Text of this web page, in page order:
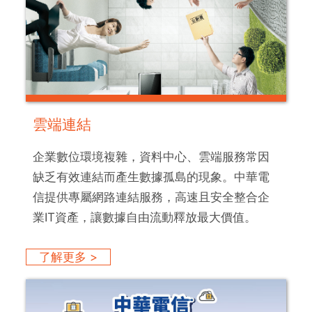
雲端連結
企業數位環境複雜，資料中心、雲端服務常因
缺乏有效連結而產生數據孤島的現象。中華電
信提供專屬網路連結服務，高速且安全整合企
業IT資產，讓數據自由流動釋放最大價值。
了解更多 >